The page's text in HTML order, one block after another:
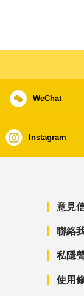
WeChat
Instagram
意見
聯絡
私隱
使用